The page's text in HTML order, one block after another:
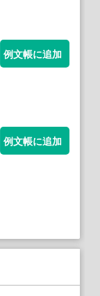
例文帳に追加
例文帳に追加